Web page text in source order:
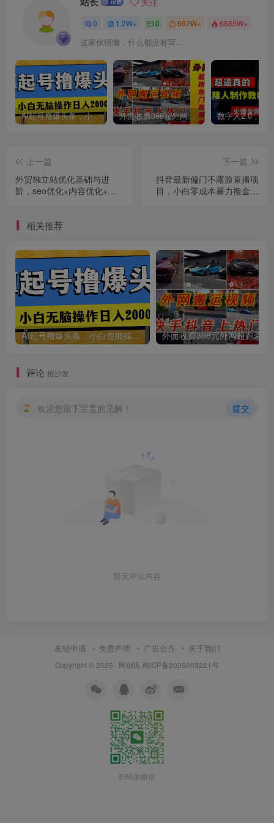
0 1.2W+ 0 667W+ 6685W+
这家伙很懒，什么都没有写...
AI起号撸爆头条，小白也能操作，日入2000+ 外面收费398元外网超跑豪车汽车视频搬运至快手抖音上热门项目
上一篇
外贸独立站优化基础与进
阶，seo优化+内容优化+引
下一篇
抖音最新偏门不露脸直播项
目，小白零成本暴力撸金日
相关推荐
AI起号撸爆头条，小白也能操作，日入2000+
评论 抢沙发
欢迎您留下宝贵的见解！ 提交
暂无评论内容
友链申请 免责声明 广告合作 关于我们
Copyright © 2025 · 网创库 闽ICP备2026003221号
扫码加微信